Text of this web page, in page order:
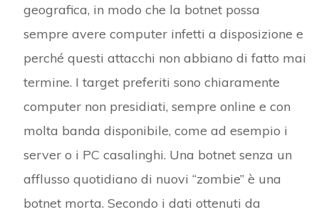
geografica, in modo che la botnet possa
sempre avere computer infetti a disposizione e
perché questi attacchi non abbiano di fatto mai
termine. I target preferiti sono chiaramente
computer non presidiati, sempre online e con
molta banda disponibile, come ad esempio i
server o i PC casalinghi. Una botnet senza un
afflusso quotidiano di nuovi “zombie” è una
botnet morta. Secondo i dati ottenuti da